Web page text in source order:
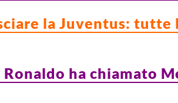
la Juventus: tutte
ha chiamato